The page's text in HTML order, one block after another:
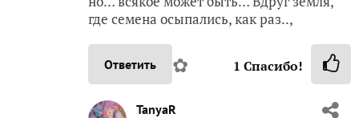
где семена осыпались, как раз..,
Ответить ✿ 1 Спасибо!
TanyaR